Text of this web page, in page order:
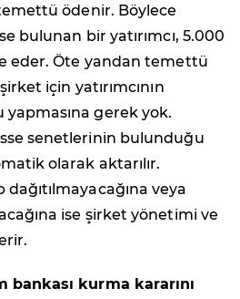
ödenir. Böylece
bulunan bir yatırımcı, 5.000
eder. Öte yandan temettü
için yatırımcının
gerek yok.
senetlerinin bulunduğu
olarak aktarılır.
dağıtılmayacağına veya
ise şirket yönetimi ve
bankası kurma kararını